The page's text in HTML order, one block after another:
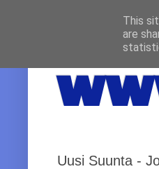
Uusi Suunta -
This
are